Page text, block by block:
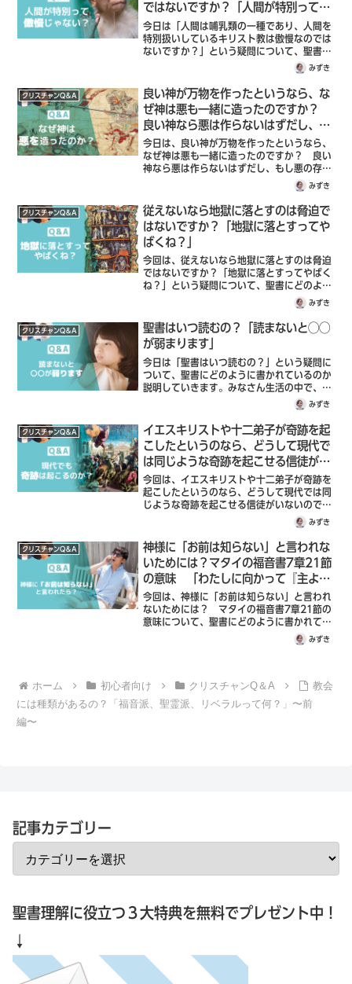
ではないですか？「人間が特別って傲
慢じゃない？」
今日は「人間は哺乳類の一種であり、人間を
特別扱いしているキリスト教は傲慢なのでは
ないですか？」という疑問について、聖書に
どのように書かれているのか説明していきま
す。このクリスチャンQ＆Aシリーズでは、
クリスチャンに関わる素朴な疑問から、少
し...
みずき
クリスチャンQ＆A
良い神が万物を作ったというなら、な
ぜ神は悪も一緒に造ったのですか？
良い神なら悪は作らないはずだし、も
し悪の存在を許したのなら慈悲心が無
いのでは？「なぜ神は悪を造ったの
か？」
今日は、良い神が万物を作ったというなら、
なぜ神は悪も一緒に造ったのですか？ 良い
神なら悪は作らないはずだし、もし悪の存在
を許したのなら慈悲心が無いのでは？「なぜ
神は悪を造ったのか？」という疑問につい
て、聖書にどのように書かれているのか説明
していきます。良い神様だったら、悪は造ら
ないはずだしもし悪の存在を神様が許してい
るんだとしたらそれって良い神ではないので
は？と考えてみましたが、結局答えが分かり
ません。
みずき
クリスチャンQ＆A
従えないなら地獄に落とすのは脅迫で
はないですか？「地獄に落とすってや
ばくね？」
今回は、従えないなら地獄に落とすのは脅迫
ではないですか？「地獄に落とすってやばく
ね？」という疑問について、聖書にどのよう
に書かれているのか説明していきます。神に
従えないなら地獄に落とすって、「ひどい神
様」みたいな印象ということですね。こうき
さんは、どう思いますか？
みずき
クリスチャンQ＆A
聖書はいつ読むの？「読まないと◯◯
が弱まります」
今日は「聖書はいつ読むの？」という疑問に
ついて、聖書にどのように書かれているのか
説明していきます。みなさん生活の中で、普
通に読書する人もいると思うんですけど、た
とえば朝の通勤時間とか。そこで聖書読んで
る人見たことないなぁと思って。クリスチャ
ンっていつ聖書読んでるんだろう？と素朴に
疑問に思いました！
みずき
クリスチャンQ＆A
イエスキリストや十二弟子が奇跡を起
こしたというのなら、どうして現代で
は同じような奇跡を起こせる信徒がい
ないのですか？「現代でも奇跡は起こ
るのか？」【後編】
今回は、イエスキリストや十二弟子が奇跡を
起こしたというのなら、どうして現代では同
じような奇跡を起こせる信徒がいないのです
か？「現代でも奇跡は起こるのか？」という
疑問について、聖書にどのように書かれてい
るのか説明していきます。今回の記事は、後
編になっております。前編もぜひ合わせて読
んでみてくださいね。
みずき
クリスチャンQ＆A
神様に「お前は知らない」と言われな
いためには？マタイの福音書7章21節
の意味 「わたしに向かって『主よ、
主よ』という者がみな天の御国に入る
のではなく…」
今回は、神様に「お前は知らない」と言われ
ないためには？ マタイの福音書7章21節の
意味について、聖書にどのように書かれてい
るのか説明していきます。まずは、マタイの
福音書7章21節を読みます。わたしに向かっ
みずき
ホーム 初心者向け クリスチャンQ＆A
教会
には種類があるの？「福音派、聖霊派、リベラルって何？」〜前
編〜
記事カテゴリー
聖書理解に役立つ３大特典を無料でプレゼント中！
↓